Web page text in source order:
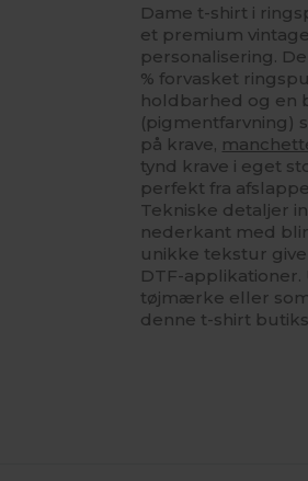
Dame t-shirt i
et premium
personalisering.
% forvasket
holdbarhed og en
(pigmentfarvning)
på krave,
tynd krave i eget
perfekt fra
Tekniske detaljer
nederkant med
unikke tekstur
DTF-
tøjmærke eller
denne t-shirt